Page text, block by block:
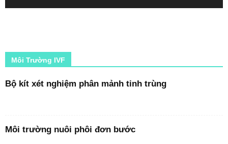
Môi Trường IVF
Bộ kít xét nghiệm phân mảnh tinh trùng
Môi trường nuôi phôi đơn bước